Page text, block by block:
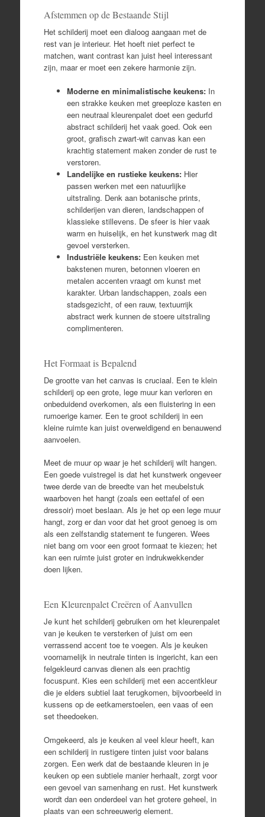
Afstemmen op de Bestaande Stijl
Het schilderij moet een dialoog aangaan met de
rest van je interieur. Het hoeft niet perfect te
matchen, want contrast kan juist heel interessant
zijn, maar er moet een zekere harmonie zijn.
Moderne en minimalistische keukens:In
een strakke keuken met greeploze kasten en
een neutraal kleurenpalet doet een gedurfd
abstract schilderij het vaak goed. Ook een
groot, grafisch zwart-wit canvas kan een
krachtig statement maken zonder de rust te
verstoren.
Landelijke en rustieke keukens:Hier
passen werken met een natuurlijke
uitstraling. Denk aan botanische prints,
schilderijen van dieren, landschappen of
klassieke stillevens. De sfeer is hier vaak
warm en huiselijk, en het kunstwerk mag dit
gevoel versterken.
Industriële keukens:Een keuken met
bakstenen muren, betonnen vloeren en
metalen accenten vraagt om kunst met
karakter. Urban landschappen, zoals een
stadsgezicht, of een rauw, textuurrijk
abstract werk kunnen de stoere uitstraling
complimenteren.
Het Formaat is Bepalend
De grootte van het canvas is cruciaal. Een te klein
schilderij op een grote, lege muur kan verloren en
onbeduidend overkomen, als een fluistering in een
rumoerige kamer. Een te groot schilderij in een
kleine ruimte kan juist overweldigend en benauwend
aanvoelen.
Meet de muur op waar je het schilderij wilt hangen.
Een goede vuistregel is dat het kunstwerk ongeveer
twee derde van de breedte van het meubelstuk
waarboven het hangt (zoals een eettafel of een
dressoir) moet beslaan. Als je het op een lege muur
hangt, zorg er dan voor dat het groot genoeg is om
als een zelfstandig statement te fungeren. Wees
niet bang om voor een groot formaat te kiezen; het
kan een ruimte juist groter en indrukwekkender
doen lijken.
Een Kleurenpalet Creëren of Aanvullen
Je kunt het schilderij gebruiken om het kleurenpalet
van je keuken te versterken of juist om een
verrassend accent toe te voegen. Als je keuken
voornamelijk in neutrale tinten is ingericht, kan een
felgekleurd canvas dienen als een prachtig
focuspunt. Kies een schilderij met een accentkleur
die je elders subtiel laat terugkomen, bijvoorbeeld in
kussens op de eetkamerstoelen, een vaas of een
set theedoeken.
Omgekeerd, als je keuken al veel kleur heeft, kan
een schilderij in rustigere tinten juist voor balans
zorgen. Een werk dat de bestaande kleuren in je
keuken op een subtiele manier herhaalt, zorgt voor
een gevoel van samenhang en rust. Het kunstwerk
wordt dan een onderdeel van het grotere geheel, in
plaats van een schreeuwerig element.